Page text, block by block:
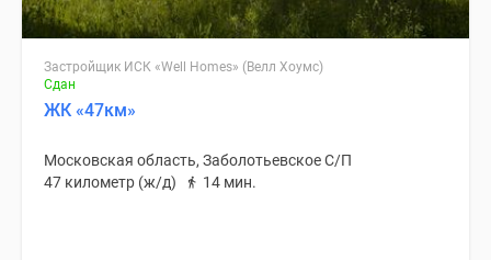
Застройщик ИСК «Well Homes» (Велл Хоумс)
Сдан
ЖК «47км»
Московская область, Заболотьевское С/П
47 километр (ж/д)
14 мин.